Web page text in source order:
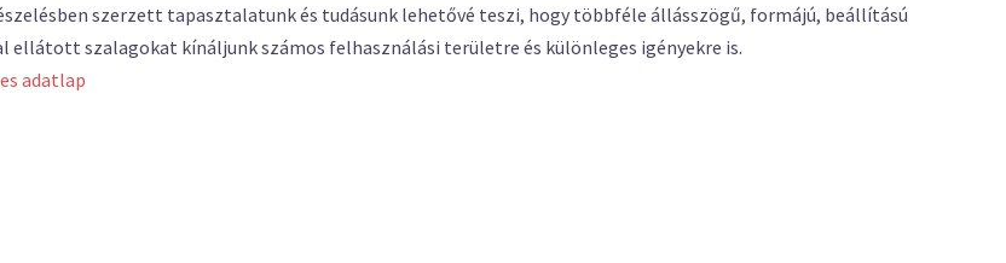
szerzett tapasztalatunk és tudásunk lehetővé teszi, hogy többféle állásszögű, formájú, beállítású
ellátott szalagokat kínáljunk számos felhasználási területre és különleges igényekre is.
adatlap